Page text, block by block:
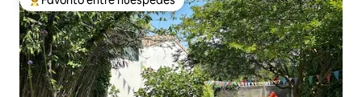
Favorito entre huéspedes preferido